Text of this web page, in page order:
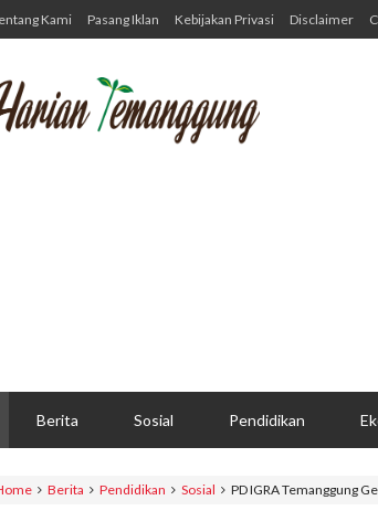
Kami Pasang Iklan Kebijakan Privasi Disclaimer
Berita Sosial Pendidikan
Berita Pendidikan Sosial PD IGRA Temanggung